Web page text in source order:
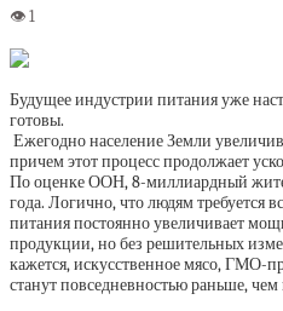
Будущее индустрии питания уже
готовы.
Ежегодно население Земли
причем этот процесс продолжает
По оценке ООН, 8-миллиардный
года. Логично, что людям требуется
питания постоянно увеличивает
продукции, но без решительных
кажется, искусственное мясо, ГМО-
станут повседневностью раньше,